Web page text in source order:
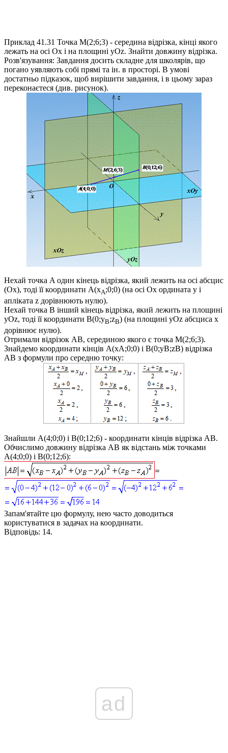
Приклад 41.31 Точка M(2;6;3) - середина відрізка, кінці якого
лежать на осі Ox і на площині yOz. Знайти довжину відрізка.
Розв'язування: Завдання досить складне для школярів, що
погано уявляють собі прямі та ін. в просторі. В умові
достатньо підказок, щоб вирішити завдання, і в цьому зараз
переконаєтеся (див. рисунок).
Нехай точка A один кінець відрізка, який лежить на осі абсцис
(Ox), тоді її координати A(xA;0;0) (на осі Ox ордината y і
апліката z дорівнюють нулю).
Нехай точка B інший кінець відрізка, який лежить на площині
yOz, тоді її координати B(0;yB;zB) (на площині yOz абсциса x
дорівнює нулю).
Отримали відрізок AB, серединою якого є точка M(2;6;3).
Знайдемо координати кінців A(xA;0;0) і B(0;yB;zB) відрізка
AB з формули про середню точку:
Знайшли A(4;0;0) і B(0;12;6) - координати кінців відрізка AB.
Обчислимо довжину відрізка AB як відстань між точками
A(4;0;0) і B(0;12;6):
Запам'ятайте цю формулу, нею часто доводиться
користуватися в задачах на координати.
Відповідь: 14.
ad